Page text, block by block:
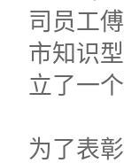
司员工
市知识
立了一
为了表